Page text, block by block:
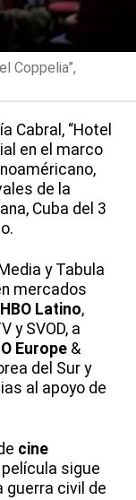
Coppelia”,
Cabral, “Hotel
en el marco
de la
Cuba del 3
y Tabula
mercados
HBO Latino,
y SVOD, a
Europe &
del Sur y
al apoyo de
cine
sigue
guerra civil de